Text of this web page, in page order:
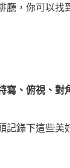
廳，你可以找
寫、俯視、對
錄下這些美